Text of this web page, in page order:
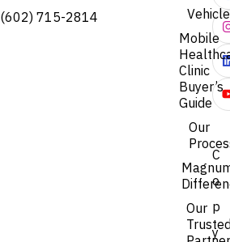
(602) 715-2814
Mobile
Clinic
Buyer’s
Guide
Our
Our
C
o
p
y